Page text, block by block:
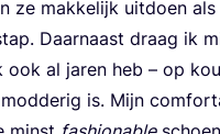
ze mak­ke­lijk uit­doen
Daar­naast draag ik
ook al jaren heb – op
is. Mijn